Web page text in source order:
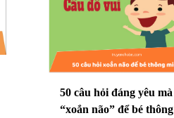
50 câu hỏi đáng yêu mà
“xoắn não” để bé thông